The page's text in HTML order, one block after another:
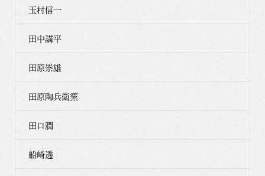
玉村信一
田中講平
田原崇雄
田原陶兵衛窯
田口潤
船崎透